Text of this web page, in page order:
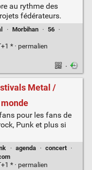
au rythme des
fédérateurs.
· Morbihan · 56
·
* · permalien
·
Metal /
pour les fans de
Punk et plus si
· agenda · concert
·
* · permalien